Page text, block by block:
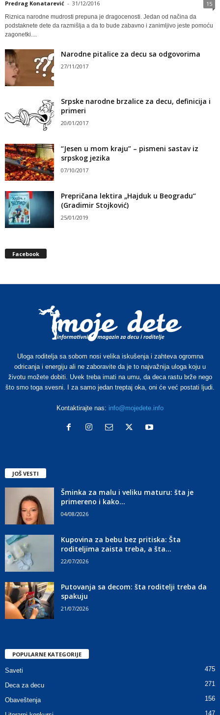
Predrag Konatarević - 31/12/2016 15
Riznica narodne mudrosti prepuna je dragocenosti. Jedan od načina da
podstaknete dete da razmišlja a da to bude zabavno i zanimljivo jeste pomoću
zagonetki....
Narodne pitalice za decu sa odgovorima
27/11/2017
Srpske narodne brzalice za decu, definicija i
primeri
20/01/2017
“Jesen u mom kraju” – pismeni sastav iz
srpskog jezika
07/10/2017
Prepričana lektira „Hajduk u Beogradu“
(Gradimir Stojković)
25/01/2019
Facebook
Uloga roditelja sa sobom nosi velika iskušenja i zahteva ogromna
odricanja i energiju ali ne zaboravite da je to najvažnija uloga koju u
životu možete dobiti. Uvek treba imati na umu, da deca rastu brže nego
što smo toga svesni. I za samo jedan treptaj oka, oni će već postati ljudi.
Kontaktirajte nas: info@mojedete.info
JOŠ VESTI
Šminka za malu i veliku maturu: šta je
primereno i kako...
04/08/2026
Kupovina za bebu bez pritiska: Šta
roditeljima zaista treba, a šta...
22/07/2026
Putovanja sa decom: šta roditelji treba da
spakuju
21/07/2026
POPULARNE KATEGORIJE
Saveti 475
Deca za decu 271
Obaveštenja 156
147